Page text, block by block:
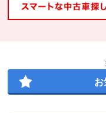
お